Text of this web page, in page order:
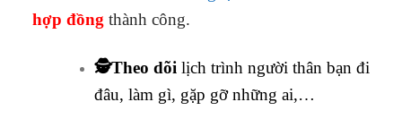
hợp đồngthành công.
🕵️Theo dõilịch trình người thân bạn đi
đâu, làm gì, gặp gỡ những ai,…